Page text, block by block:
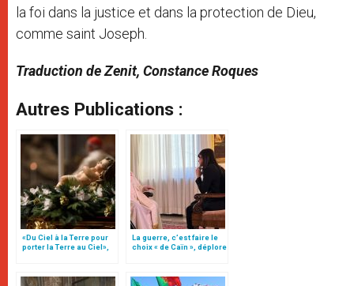
la foi dans la justice et dans la protection de Dieu,
comme saint Joseph.
Traduction de Zenit, Constance Roques
Autres Publications :
«Du Ciel à la Terre pour
porter la Terre au Ciel»,
La guerre, c’est faire le
choix « de Caïn », déplore